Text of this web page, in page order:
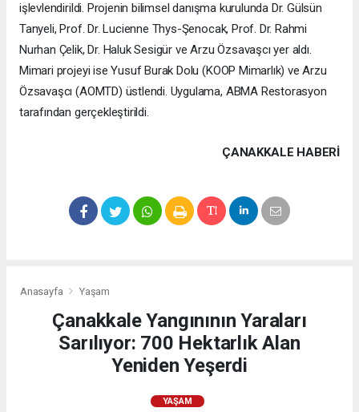
işlevlendirildi. Projenin bilimsel danışma kurulunda Dr. Gülsün
Tanyeli, Prof. Dr. Lucienne Thys-Şenocak, Prof. Dr. Rahmi
Nurhan Çelik, Dr. Haluk Sesigür ve Arzu Özsavaşcı yer aldı.
Mimari projeyi ise Yusuf Burak Dolu (KOOP Mimarlık) ve Arzu
Özsavaşcı (AOMTD) üstlendi. Uygulama, ABMA Restorasyon
tarafından gerçekleştirildi.
ÇANAKKALE HABERİ
Anasayfa Yaşam
Çanakkale Yangınının Yaraları
Sarılıyor: 700 Hektarlık Alan
Yeniden Yeşerdi
YAŞAM